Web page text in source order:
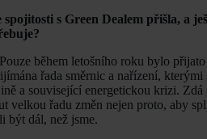
s Green Dealem přišla, a
během letošního roku bylo
řada směrnic a nařízení,
a související energetickou krizi.
řadu změn nejen proto, aby
být dál, než jsme.